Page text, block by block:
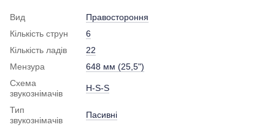
Вид
Правостороння
Кількість струн
6
Кількість ладів
22
Мензура
648 мм (25,5")
Схема
звукознімачів
H-S-S
Тип
звукознімачів
Пасивні